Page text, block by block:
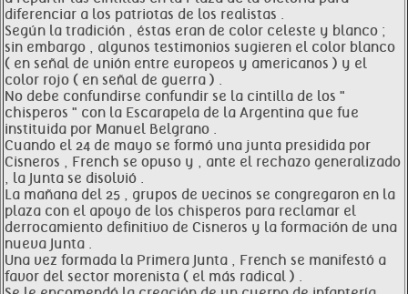
diferenciar a los patriotas de los realistas .
Según la tradición , éstas eran de color celeste y blanco ;
sin embargo , algunos testimonios sugieren el color blanco
( en señal de unión entre europeos y americanos ) y el
color rojo ( en señal de guerra ) .
No debe confundirse confundir se la cintilla de los "
chisperos " con la Escarapela de la Argentina que fue
instituida por Manuel Belgrano .
Cuando el 24 de mayo se formó una junta presidida por
Cisneros , French se opuso y , ante el rechazo generalizado
, la Junta se disolvió .
La mañana del 25 , grupos de vecinos se congregaron en la
plaza con el apoyo de los chisperos para reclamar el
derrocamiento definitivo de Cisneros y la formación de una
nueva Junta .
Una vez formada la Primera Junta , French se manifestó a
favor del sector morenista ( el más radical ) .